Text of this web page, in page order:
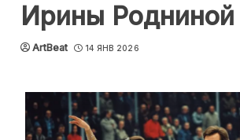
Ирины
ArtBeat 14 ЯНВ 2026